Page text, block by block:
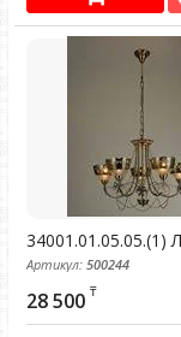
Артикул: 500244
28 500 ₸